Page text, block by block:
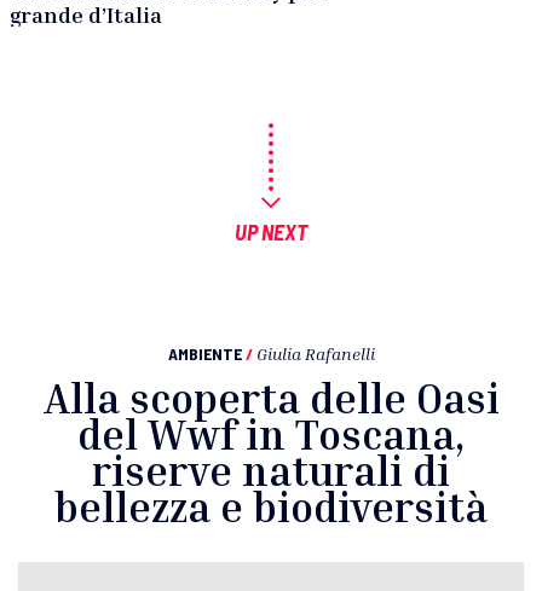
grande d’Italia
UP NEXT
AMBIENTE / Giulia Rafanelli
Alla scoperta delle Oasi
del Wwf in Toscana,
riserve naturali di
bellezza e biodiversità